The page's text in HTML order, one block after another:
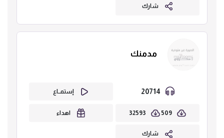
شارك
مدمنك
إستمــاع
509
32593 اهداء
شارك